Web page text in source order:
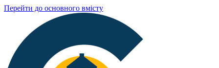
Перейти до основного вмісту